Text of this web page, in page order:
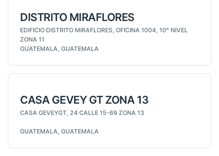
DISTRITO MIRAFLORES
EDIFICIO DISTRITO MIRAFLORES, OFICINA 1004, 10° NIVEL
ZONA 11
GUATEMALA, GUATEMALA
CASA GEVEY GT ZONA 13
CASA GEVEYGT, 24 CALLE 15-69 ZONA 13
GUATEMALA, GUATEMALA